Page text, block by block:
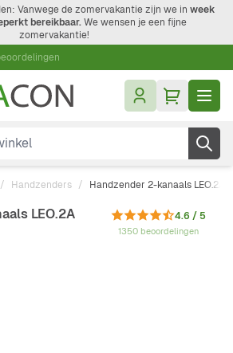
Vanwege de zomervakantie zijn we in week
bereikbaar.We wensen je een fijne
zomervakantie!
/ Handzenders / Handzender 2-kanaals LEO.2A
LEO.2A
4.6 / 5
1350 beoordelingen